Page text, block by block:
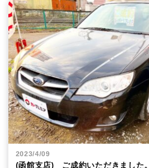
2023/4/09
(函館支店) ご成約いただきました。